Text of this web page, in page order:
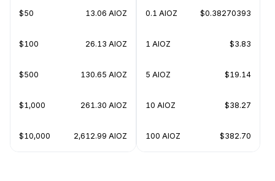
$50 13.06 AIOZ
$100 26.13 AIOZ
$500 130.65 AIOZ
$1,000 261.30 AIOZ
$10,000 2,612.99 AIOZ
0.1 AIOZ $0.38270393
1 AIOZ $3.83
5 AIOZ $19.14
10 AIOZ $38.27
100 AIOZ $382.70